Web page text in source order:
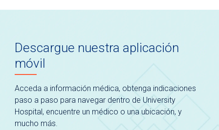
Descargue nuestra aplicación
móvil
Acceda a información médica, obtenga indicaciones
paso a paso para navegar dentro de University
Hospital, encuentre un médico o una ubicación, y
mucho más.